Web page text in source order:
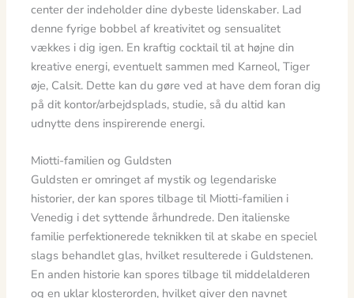
center der indeholder dine dybeste lidenskaber. Lad
denne fyrige bobbel af kreativitet og sensualitet
vækkes i dig igen. En kraftig cocktail til at højne din
kreative energi, eventuelt sammen med Karneol, Tiger
øje, Calsit. Dette kan du gøre ved at have dem foran dig
på dit kontor/arbejdsplads, studie, så du altid kan
udnytte dens inspirerende energi.
Miotti-familien og Guldsten
Guldsten er omringet af mystik og legendariske
historier, der kan spores tilbage til Miotti-familien i
Venedig i det syttende århundrede. Den italienske
familie perfektionerede teknikken til at skabe en speciel
slags behandlet glas, hvilket resulterede i Guldstenen.
En anden historie kan spores tilbage til middelalderen
og en uklar klosterorden, hvilket giver den navnet